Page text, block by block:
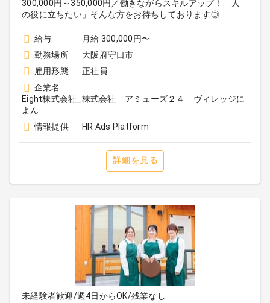
300,000円～350,000円／働きながらスキルアップ！「人
の役に立ちたい」そんな方をお待ちしております◎
給与
月給 300,000円〜
勤務場所
大阪府守口市
雇用形態
正社員
企業名
Eight株式会社_株式会社 アミューズ２４ ヴィレッジに
よん
情報提供
HR Ads Platform
詳細を見る
未経験者歓迎/週4日からOK/残業なし